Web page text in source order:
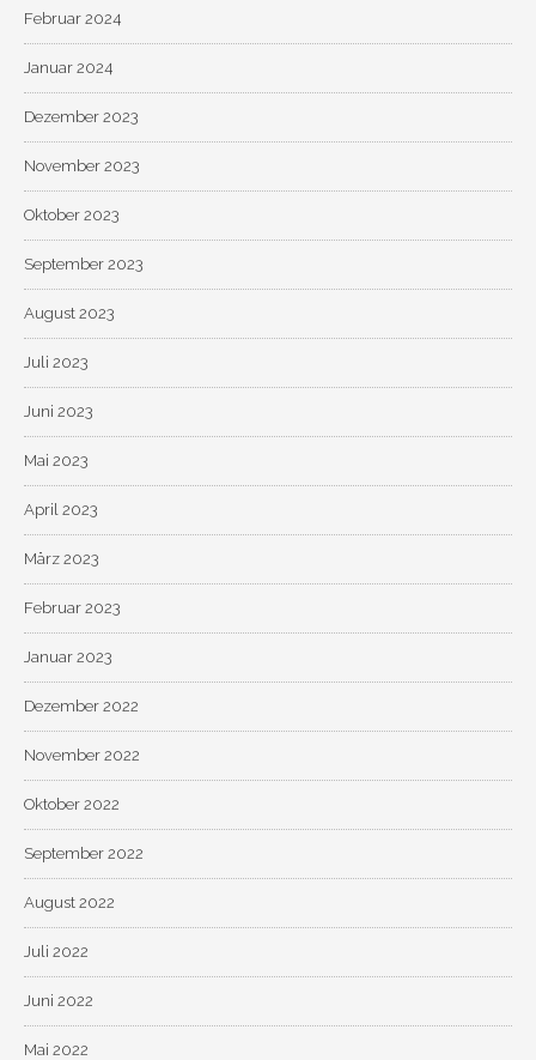
Februar 2024
Januar 2024
Dezember 2023
November 2023
Oktober 2023
September 2023
August 2023
Juli 2023
Juni 2023
Mai 2023
April 2023
März 2023
Februar 2023
Januar 2023
Dezember 2022
November 2022
Oktober 2022
September 2022
August 2022
Juli 2022
Juni 2022
Mai 2022